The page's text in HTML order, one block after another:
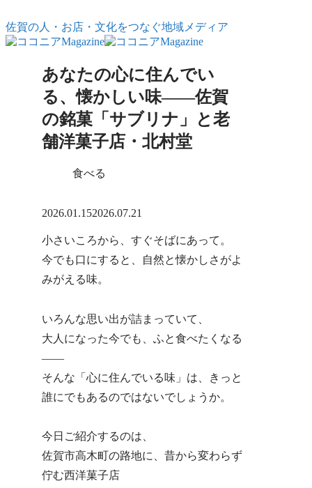
佐賀の人・お店・文化をつなぐ地域メディア
あなたの心に住んでい
る、懐かしい味――佐賀
の銘菓「サブリナ」と老
舗洋菓子店・北村堂
食べる
2026.01.152026.07.21
小さいころから、すぐそばにあって。
今でも口にすると、自然と懐かしさがよ
みがえる味。
いろんな思い出が詰まっていて、
大人になった今でも、ふと食べたくなる
——
そんな「心に住んでいる味」は、きっと
誰にでもあるのではないでしょうか。
今日ご紹介するのは、
佐賀市高木町の路地に、昔から変わらず
佇む西洋菓子店